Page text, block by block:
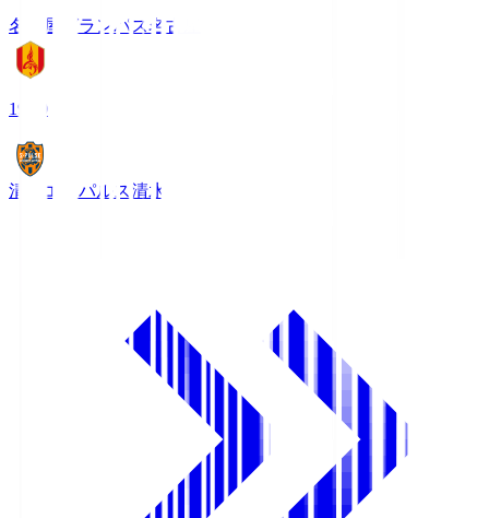
名古屋グランパス名古屋
19:00
清水エスパルス 清水